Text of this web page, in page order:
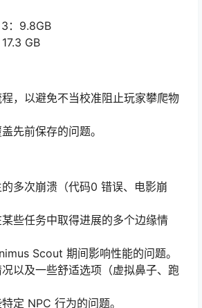
：9.8GB
GB
，以避免不当校准阻止玩家攀爬物
先前保存的问题。
多次崩溃（代码0 错误、电影崩
些任务中取得进展的多个边缘情
Scout 期间影响性能的问题。
以及一些舒适选项（虚拟鼻子、跑
定 NPC 行为的问题。